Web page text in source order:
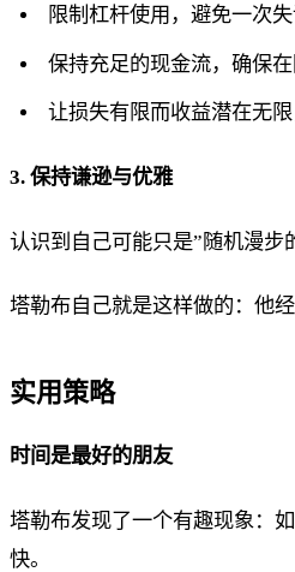
限制杠杆使用，避免一次
保持充足的现金流，确保
让损失有限而收益潜在无
3. 保持谦逊与优雅
认识到自己可能只是”随机漫步
塔勒布自己就是这样做的：他
实用策略
时间是最好的朋友
塔勒布发现了一个有趣现象：
快。